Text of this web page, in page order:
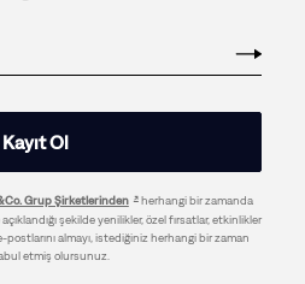
Kayıt Ol
Grup Şirketlerinden
herhangi bir zamanda
şekilde yenilikler, özel fırsatlar, etkinlikler
almayı, istediğiniz herhangi bir zaman
etmiş olursunuz.